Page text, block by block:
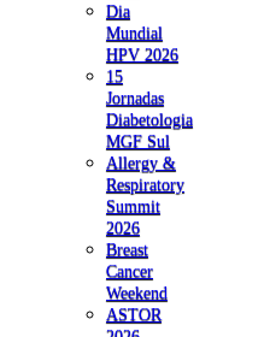
Dia
Mundial
HPV 2026
15
Jornadas
Diabetologia
MGF Sul
Allergy &
Respiratory
Summit
2026
Breast
Cancer
Weekend
ASTOR